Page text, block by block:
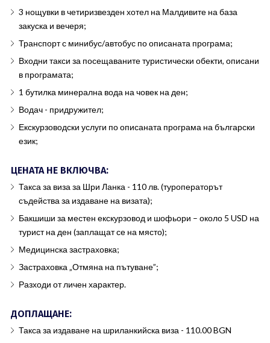
3 нощувки в четиризвезден хотел на Малдивите на база
закуска и вечеря;
Транспорт с минибус/автобус по описаната програма;
Входни такси за посещаваните туристически обекти, описани
в програмата;
1 бутилка минерална вода на човек на ден;
Водач - придружител;
Екскурзоводски услуги по описаната програма на български
език;
ЦЕНАТА НЕ ВКЛЮЧВА:
Такса за виза за Шри Ланка - 110 лв. (туроператорът
съдейства за издаване на визата);
Бакшиши за местен екскурзовод и шофьори – около 5 USD на
турист на ден (заплащат се на място);
Медицинска застраховка;
Застраховка „Отмяна на пътуване”;
Разходи от личен характер.
ДОПЛАЩАНЕ:
Такса за издаване на шриланкийска виза - 110.00 BGN